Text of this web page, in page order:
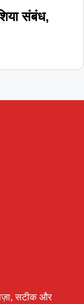
संबंध,
सटीक और